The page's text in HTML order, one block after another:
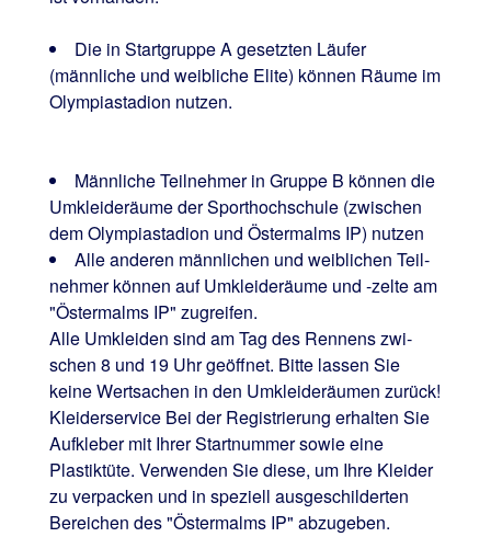
Die in Startgruppe A gesetzten Läufer
(männliche und weibliche Elite) können Räume im
Olympia­stadion nutzen.
Männliche Teilnehmer in Gruppe B können die
Umkleideräume der Sporthochschule (zwischen
dem Olympiastadion und Östermalms IP) nutzen
Alle anderen männlichen und weiblichen Teil­
nehmer können auf Umkleideräume und -zelte am
"Östermalms IP" zugreifen.
Alle Umkleiden sind am Tag des Rennens zwi­
schen 8 und 19 Uhr geöffnet. Bitte lassen Sie
keine Wertsachen in den Umkleideräumen zurück!
Kleiderservice Bei der Registrierung erhalten Sie
Aufkleber mit Ihrer Start­nummer sowie eine
Plastiktüte. Verwenden Sie diese, um Ihre Kleider
zu verpacken und in speziell ausgeschilderten
Bereichen des "Östermalms IP" abzugeben.